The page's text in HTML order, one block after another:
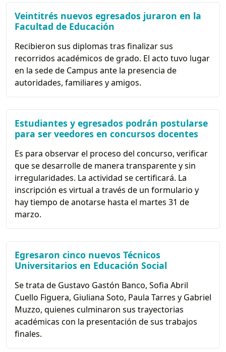
Veintitrés nuevos egresados juraron en la
Facultad de Educación
Recibieron sus diplomas tras finalizar sus
recorridos académicos de grado. El acto tuvo lugar
en la sede de Campus ante la presencia de
autoridades, familiares y amigos.
Estudiantes y egresados podrán postularse
para ser veedores en concursos docentes
Es para observar el proceso del concurso, verificar
que se desarrolle de manera transparente y sin
irregularidades. La actividad se certificará. La
inscripción es virtual a través de un formulario y
hay tiempo de anotarse hasta el martes 31 de
marzo.
Egresaron cinco nuevos Técnicos
Universitarios en Educación Social
Se trata de Gustavo Gastón Banco, Sofia Abril
Cuello Figuera, Giuliana Soto, Paula Tarres y Gabriel
Muzzo, quienes culminaron sus trayectorias
académicas con la presentación de sus trabajos
finales.